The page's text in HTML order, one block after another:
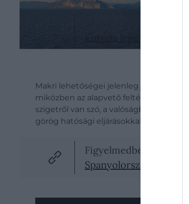
Európa
Makri lehetőségei jelenleg jóval
miközben az alapvető feltételeket, az
szigetről van szó, a valóságban
görög hatósági eljárásokkal és a
Figyelmedbe ajánljuk!
Spanyolország tarolt